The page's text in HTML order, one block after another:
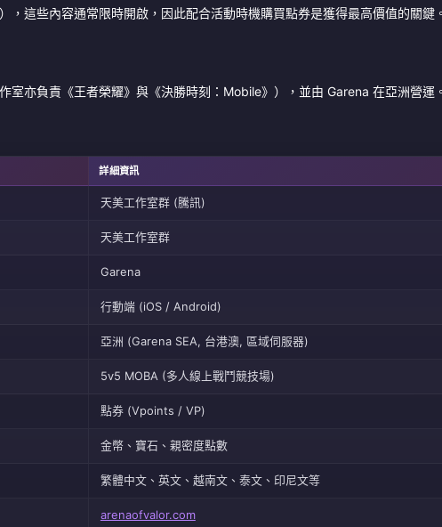
，這些內容通常限時開啟，因此配合活動時機購買點券是獲得最高價值的關鍵。
室亦負責《王者榮耀》與《決勝時刻：Mobile》），並由 Garena 在亞洲營運
詳細資訊
天美工作室群 (騰訊)
天美工作室群
Garena
行動端 (iOS / Android)
亞洲 (Garena SEA, 台港澳, 區域伺服器)
5v5 MOBA (多人線上戰鬥競技場)
點券 (Vpoints / VP)
金幣、寶石、親密度點數
繁體中文、英文、越南文、泰文、印尼文等
arenaofvalor.com